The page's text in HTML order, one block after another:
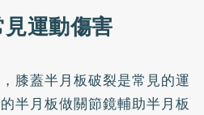
運動傷害
膝蓋半月板破裂是常見的運
半月板做關節鏡輔助半月板